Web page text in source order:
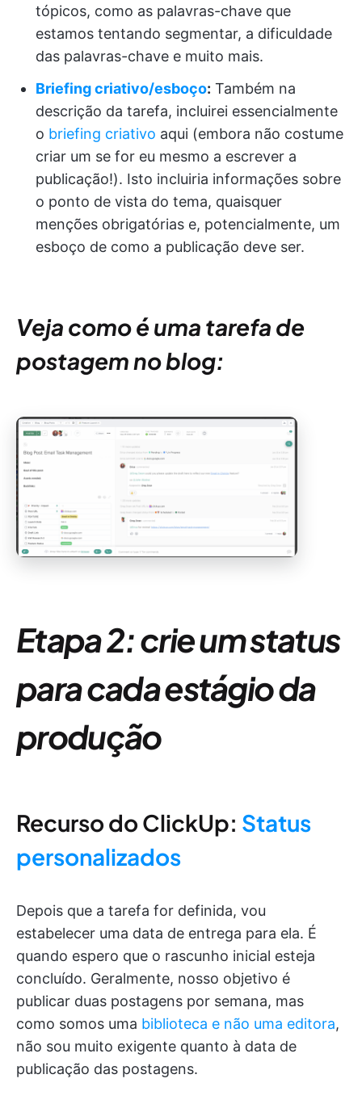
tópicos, como as palavras-chave que
estamos tentando segmentar, a dificuldade
das palavras-chave e muito mais.
Briefing criativo/esboço: Também na
descrição da tarefa, incluirei essencialmente
o briefing criativo aqui (embora não costume
criar um se for eu mesmo a escrever a
publicação!). Isto incluiria informações sobre
o ponto de vista do tema, quaisquer
menções obrigatórias e, potencialmente, um
esboço de como a publicação deve ser.
Veja como é uma tarefa de
postagem no blog:
Etapa 2: crie um status
para cada estágio da
produção
Recurso do ClickUp: Status
personalizados
Depois que a tarefa for definida, vou
estabelecer uma data de entrega para ela. É
quando espero que o rascunho inicial esteja
concluído. Geralmente, nosso objetivo é
publicar duas postagens por semana, mas
como somos uma biblioteca e não uma editora,
não sou muito exigente quanto à data de
publicação das postagens.